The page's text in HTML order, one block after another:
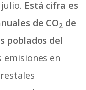
Está cifra es
de CO2 de
poblados del
emisiones en